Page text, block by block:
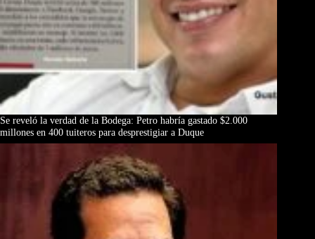
Se reveló la verdad de la Bodega: Petro habría gastado $2.000
millones en 400 tuiteros para desprestigiar a Duque